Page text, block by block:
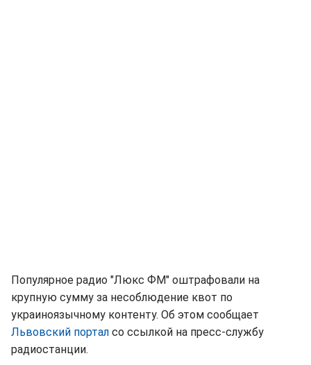
Популярное радио "Люкс ФМ" оштрафовали на
крупную сумму за несоблюдение квот по
украиноязычному контенту. Об этом сообщает
Львовский портал со ссылкой на пресс-службу
радиостанции.